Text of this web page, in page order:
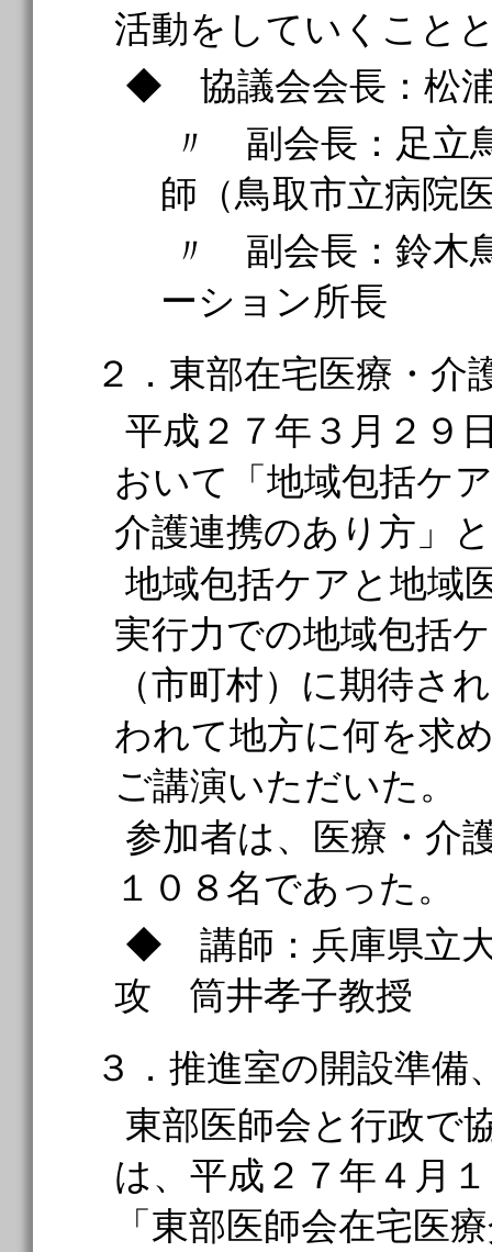
活動をしていくこと
◆ 協議会会長：松
〃 副会長：足立
師（鳥取市立病院
〃 副会長：鈴木
ーション所長
２．東部在宅医療・介
平成２７年３月２９
おいて「地域包括ケ
介護連携のあり方」
地域包括ケアと地域
実行力での地域包括
（市町村）に期待さ
われて地方に何を求
ご講演いただいた。
参加者は、医療・介
１０８名であった。
◆ 講師：兵庫県立
攻 筒井孝子教授
３．推進室の開設準備
東部医師会と行政で
は、平成２７年４月
「東部医師会在宅医